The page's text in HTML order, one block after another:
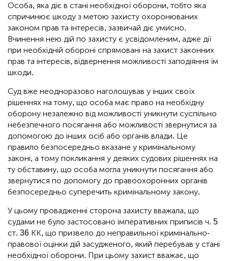
Особа, яка діє в стані необхідної оборони, тобто яка
спричинює шкоду з метою захисту охоронюваних
законом прав та інтересів, зазвичай діє умисно.
Вчинення нею дій по захисту є усвідомленим, адже дії
при необхідній обороні спрямовані на захист законних
прав та інтересів, відвернення можливості заподіяння їм
шкоди.
Суд вже неодноразово наголошував у інших своїх
рішеннях на тому, що особа має право на необхідну
оборону незалежно від можливості уникнути суспільно
небезпечного посягання або можливості звернутися за
допомогою до інших осіб або органів влади. Це
правило безпосередньо вказане у кримінальному
законі, а тому покликання у деяких судових рішеннях на
ту обставину, що особа могла уникнути посягання або
звернутися по допомогу до правоохоронних органів
безпосередньо суперечить кримінальному закону.
У цьому провадженні сторона захисту вважала, що
судами не було застосовано імперативних приписів ч. 5
ст. 36 КК, що призвело до неправильної кримінально-
правової оцінки дій засудженого, який перебував у стані
необхідної оборони. При цьому захист вважає, що